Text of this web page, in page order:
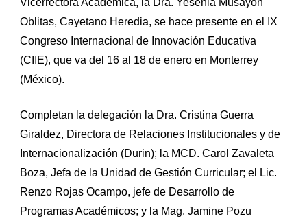
Oblitas, Cayetano Heredia, se hace presente en el IX
Congreso Internacional de Innovación Educativa
(CIIE), que va del 16 al 18 de enero en Monterrey
(México).
Completan la delegación la Dra. Cristina Guerra
Giraldez, Directora de Relaciones Institucionales y de
Internacionalización (Durin); la MCD. Carol Zavaleta
Boza, Jefa de la Unidad de Gestión Curricular; el Lic.
Renzo Rojas Ocampo, jefe de Desarrollo de
Programas Académicos; y la Mag. Jamine Pozu